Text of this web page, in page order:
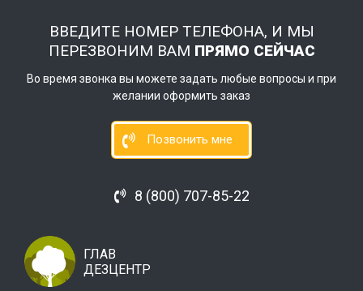
ВВЕДИТЕ НОМЕР ТЕЛЕФОНА, И МЫ
ПЕРЕЗВОНИМ ВАМ ПРЯМО СЕЙЧАС
Во время звонка вы можете задать любые вопросы и при
желании оформить заказ
Позвонить мне
8 (800) 707-85-22
ГЛАВ
ДЕЗЦЕНТР